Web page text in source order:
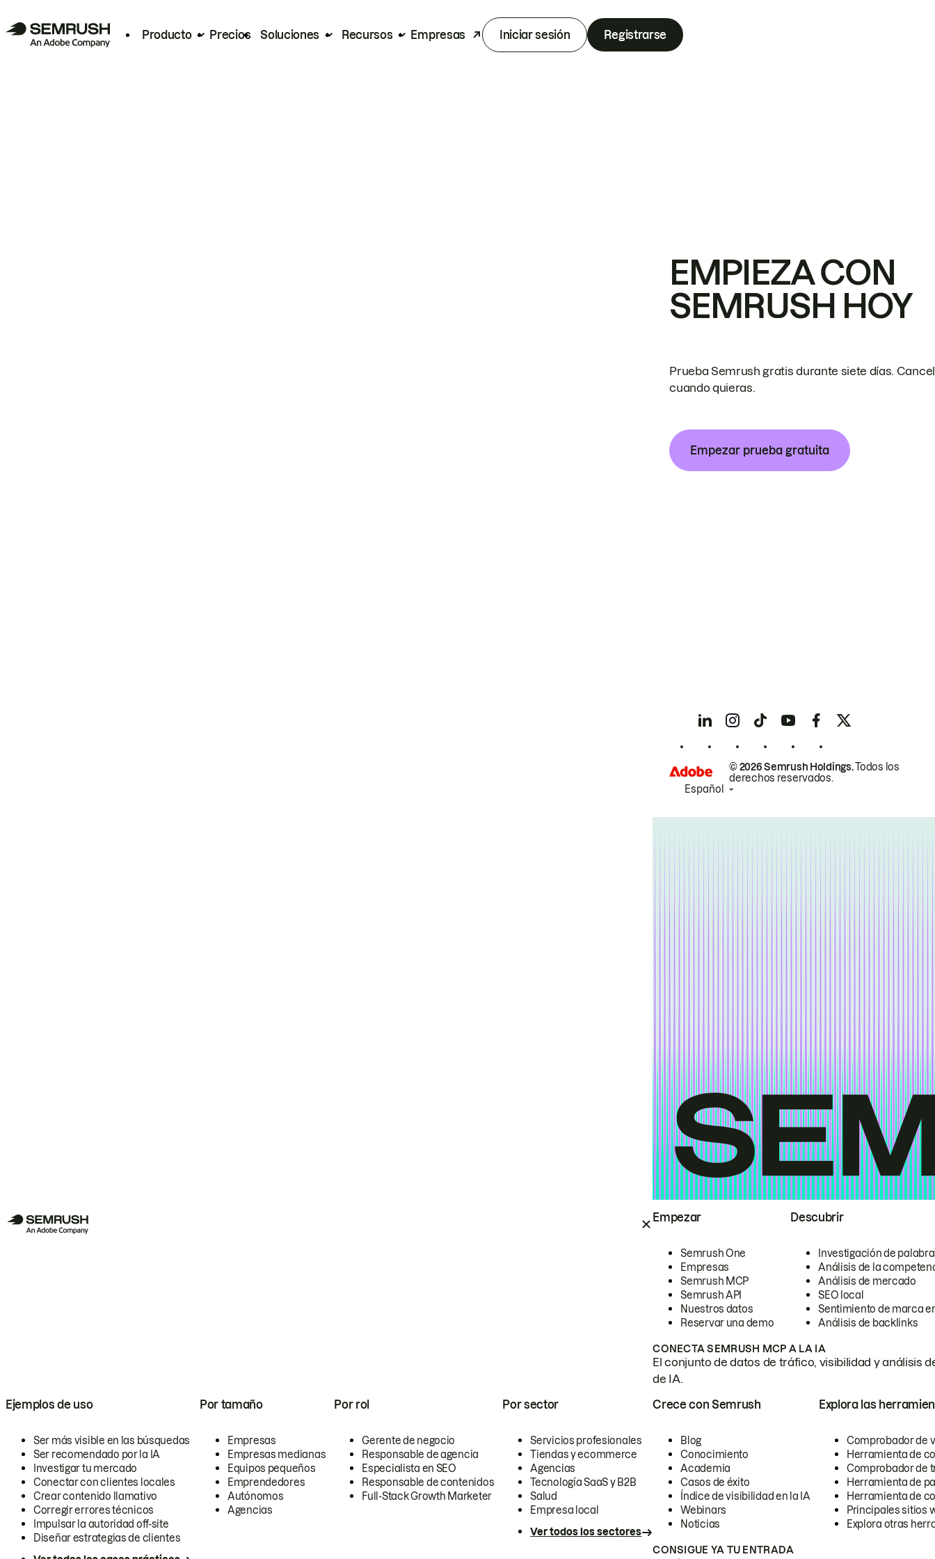
Producto Precios Soluciones Recursos Empresas Iniciar sesión Registrarse
Empezar
Semrush One
Empresas
Semrush MCP
Semrush API
Nuestros datos
Reservar una demo
Descubrir
Investigación de
Análisis de la
Análisis de mercado
SEO local
Sentimiento de marca
Análisis de backlinks
CONECTA SEMRUSH MCP A LA IA
El conjunto de datos de tráfico, visibilidad y análisis
de IA.
Ejemplos de uso
Ser más visible en las búsquedas
Ser recomendado por la IA
Investigar tu mercado
Conectar con clientes locales
Crear contenido llamativo
Corregir errores técnicos
Impulsar la autoridad off-site
Diseñar estrategias de clientes
Por tamaño
Empresas
Empresas medianas
Equipos pequeños
Emprendedores
Autónomos
Agencias
Por rol
Gerente de negocio
Responsable de agencia
Especialista en SEO
Responsable de contenidos
Full-Stack Growth Marketer
Por sector
Servicios profesionales
Tiendas y ecommerce
Agencias
Tecnología SaaS y B2B
Salud
Empresa local
Ver todos los sectores
Crece con Semrush
Blog
Conocimiento
Academia
Casos de éxito
Índice de visibilidad en la IA
Webinars
Noticias
Explora las
Comprobador de
Herramienta de
Comprobador de
Herramienta de
Herramienta de
Principales sitios
Explora otras
CONSIGUE YA TU ENTRADA
EMPIEZA CON
SEMRUSH HOY
Prueba Semrush gratis durante siete días.
cuando quieras.
Empezar prueba gratuita
© 2026 Semrush Holdings.Todos los
derechos reservados.
Español